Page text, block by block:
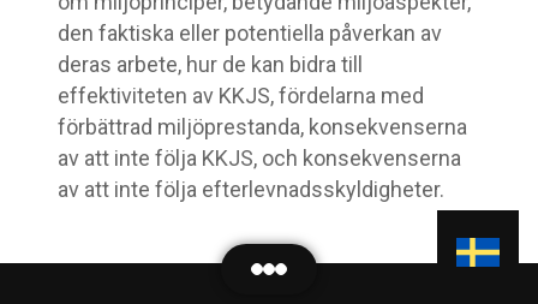
den faktiska eller potentiella påverkan av
deras arbete, hur de kan bidra till
effektiviteten av KKJS, fördelarna med
förbättrad miljöprestanda, konsekvenserna
av att inte följa KKJS, och konsekvenserna
av att inte följa efterlevnadsskyldigheter.